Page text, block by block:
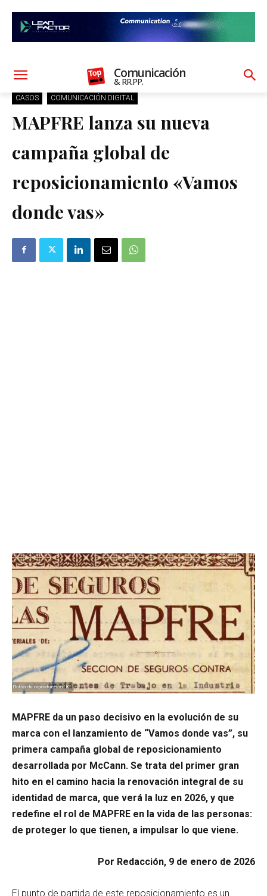
Comunicación
& RR.PP.
CASOS COMUNICACIÓN DIGITAL
MAPFRE lanza su nueva
campaña global de
reposicionamiento «Vamos
donde vas»
MAPFRE da un paso decisivo en la evolución de su
marca con el lanzamiento de “Vamos donde vas”, su
primera campaña global de reposicionamiento
desarrollada por McCann. Se trata del primer gran
hito en el camino hacia la renovación integral de su
identidad de marca, que verá la luz en 2026, y que
redefine el rol de MAPFRE en la vida de las personas:
de proteger lo que tienen, a impulsar lo que viene.
Por Redacción, 9 de enero de 2026
El punto de partida de este reposicionamiento es un